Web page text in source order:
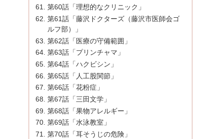
第60話「理想的なクリニック」
第61話「藤沢ドクターズ（藤沢市医師会ゴ
ルフ部）」
第62話「医療の守備範囲」
第63話「プリンチャマ」
第64話「ハクビシン」
第65話「人工股関節」
第66話「花粉症」
第67話「三田文学」
第68話「果物アレルギー」
第69話「水泳教室」
第70話「耳そうじの危険」